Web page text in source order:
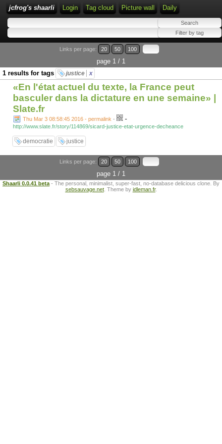
jcfrog's shaarli Login Tag cloud Picture wall Daily
Links per page: 20 50 100
page 1 / 1
1 results for tags
justice x
«En l'état actuel du texte, la France peut
basculer dans la dictature en une semaine» |
Slate.fr
Thu Mar 3 08:58:45 2016 - permalink - -
http://www.slate.fr/story/114869/sicard-justice-etat-urgence-decheance
democratie justice
Links per page: 20 50 100
page 1 / 1
Shaarli 0.0.41 beta - The personal, minimalist, super-fast, no-database delicious clone. By
sebsauvage.net. Theme by idleman.fr.